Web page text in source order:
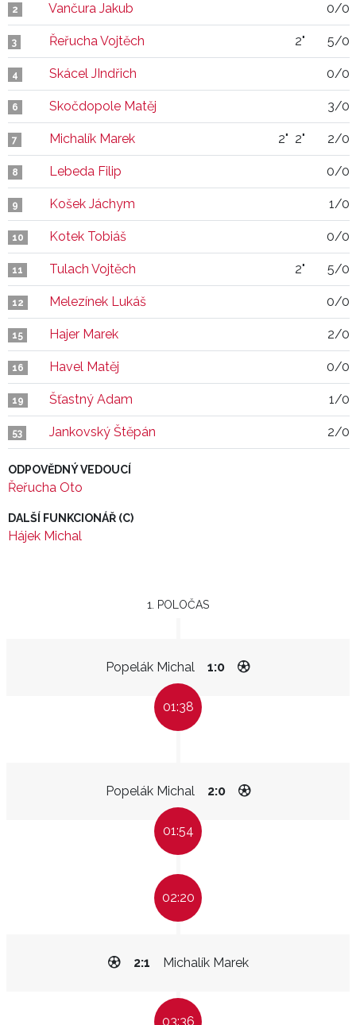
2 Vančura Jakub 0/0
3 Řeřucha Vojtěch 2" 5/0
4 Skácel JIndřich 0/0
6 Skočdopole Matěj 3/0
7 Michalík Marek 2" 2" 2/0
8 Lebeda Filip 0/0
9 Košek Jáchym 1/0
10 Kotek Tobiáš 0/0
11 Tulach Vojtěch 2" 5/0
12 Melezínek Lukáš 0/0
15 Hajer Marek 2/0
16 Havel Matěj 0/0
19 Šťastný Adam 1/0
53 Jankovský Štěpán 2/0
ODPOVĚDNÝ VEDOUCÍ
Řeřucha Oto
DALŠÍ FUNKCIONÁŘ (C)
Hájek Michal
1. POLOČAS
Popelák Michal 1:0
01:38
Popelák Michal 2:0
01:54
02:20
Michalík Marek
2:1
03:36